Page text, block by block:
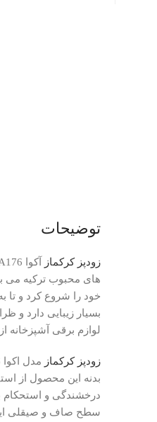
توضیحات
زودپز کرکماز آکوا AQUA A176 با ظرفیت 6 لیتر یکی از محصولات برند
خود را شروع کرد و تا
بسیار زیبایی دارد و
لوازم برقی آشپزخانه
زودپز کرکماز
درخشندگی و استحکام